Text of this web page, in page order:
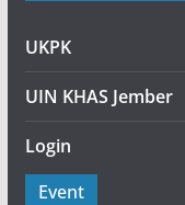
UKPK
UIN KHAS Jember
Login
Event